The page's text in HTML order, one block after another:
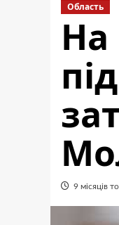
Область
На
9 місяців